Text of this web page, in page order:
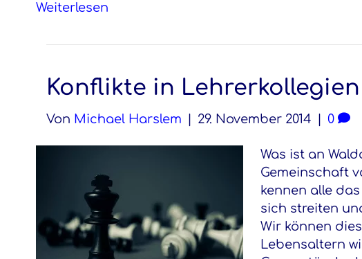
Weiterlesen
Konflikte in Lehrerkollegien
Von Michael Harslem 29. November 2014 0
Was ist an
Gemeinschaft
kennen alle
sich streiten
Wir können
Lebensaltern